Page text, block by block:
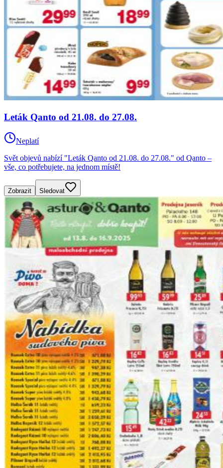
Leták Qanto od 21.08. do 27.08.
Neplatí
Svět objevů nabízí "Leták Qanto od 21.08. do 27.08." od Qanto –
vše, co potřebujete, na jednom místě!
Zobrazit Sledovat